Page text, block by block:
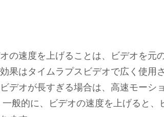
の速度を上げることは、ビデオを元
果はタイムラプスビデオで広く使用
デオが長すぎる場合は、高速モーシ
一般的に、ビデオの速度を上げると